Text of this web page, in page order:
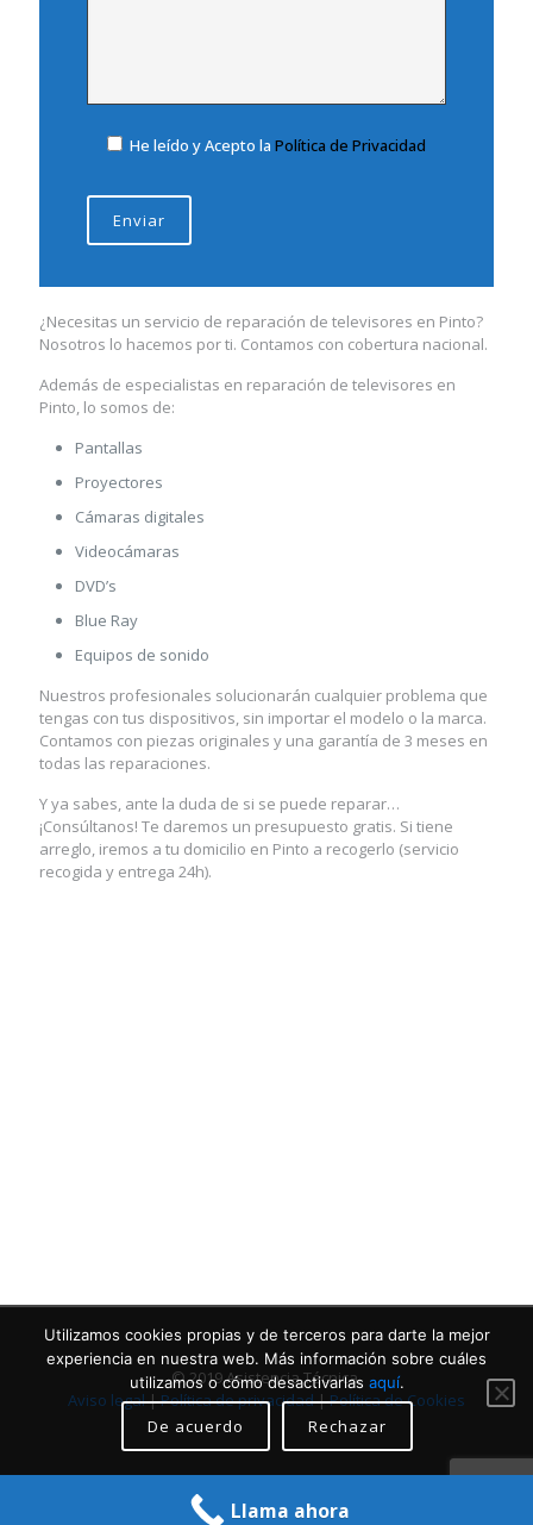
He leído y Acepto la Política de Privacidad
¿Necesitas un servicio de reparación de televisores en Pinto?
Nosotros lo hacemos por ti. Contamos con cobertura nacional.
Además de especialistas en reparación de televisores en
Pinto, lo somos de:
Pantallas
Proyectores
Cámaras digitales
Videocámaras
DVD’s
Blue Ray
Equipos de sonido
Nuestros profesionales solucionarán cualquier problema que
tengas con tus dispositivos, sin importar el modelo o la marca.
Contamos con piezas originales y una garantía de 3 meses en
todas las reparaciones.
Y ya sabes, ante la duda de si se puede reparar…
¡Consúltanos! Te daremos un presupuesto gratis. Si tiene
arreglo, iremos a tu domicilio en Pinto a recogerlo (servicio
recogida y entrega 24h).
© 2019 Asistencia Técnica.
Aviso legal|Política de privacidad|Política de Cookies
Llama ahora
Utilizamos cookies propias y de terceros para darte la mejor
experiencia en nuestra web. Más información sobre cuáles
utilizamos o cómo desactivarlas aquí.
De acuerdo Rechazar